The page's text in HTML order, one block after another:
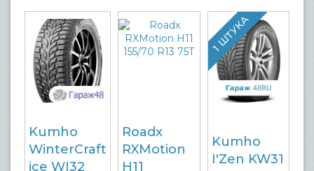
Kumho
WinterCraft
ice WI32
Roadx
RXMotion
H11
1 ШТУКА
Kumho
I'Zen KW31